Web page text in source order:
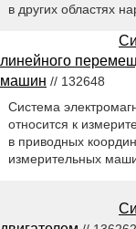
в других областях
линейного
машин // 132648
Система
относится к
в приводных
измерительных